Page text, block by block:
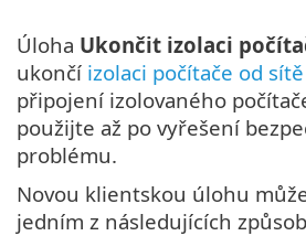
Úloha Ukončit izolaci
ukončí izolaci počítače od sítě
připojení izolovaného
použijte až po vyřešení
problému.
Novou klientskou úlohu
jedním z následujících